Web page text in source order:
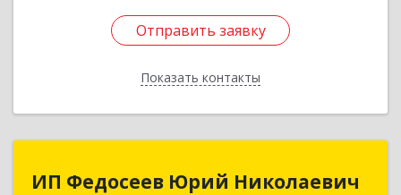
Отправить заявку
Показать контакты
Отправить заявку
Назад
ИП Федосеев Юрий Николаевич
ИП Федосеев Юрий Николаевич